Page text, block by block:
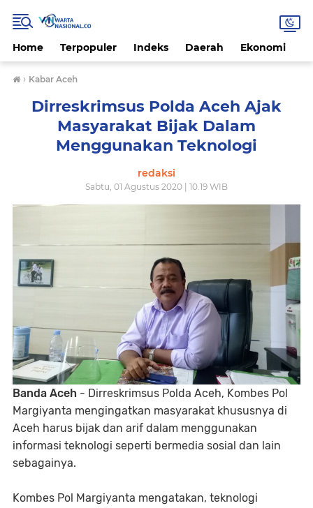
Home Terpopuler Indeks Daerah Ekonomi
› Kabar Aceh
Dirreskrimsus Polda Aceh Ajak
Masyarakat Bijak Dalam
Menggunakan Teknologi
redaksi
Sabtu, 01 Agustus 2020 | 10.19 WIB
Banda Aceh - Dirreskrimsus Polda Aceh, Kombes Pol
Margiyanta mengingatkan masyarakat khususnya di
Aceh harus bijak dan arif dalam menggunakan
informasi teknologi seperti bermedia sosial dan lain
sebagainya.
Kombes Pol Margiyanta mengatakan, teknologi